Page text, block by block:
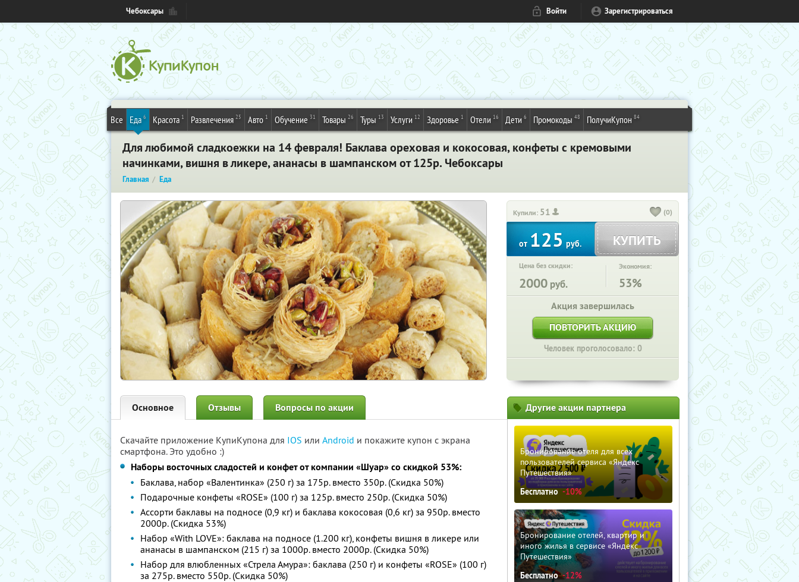
Чебоксары Войти Зарегистрироваться
Все Еда 6 Красота 1 Развлечения 25 Авто 1 Обучение 31 Товары 26 Туры 13 Услуги 12 Здоровье 1 Отели 16 Дети 6 Промокоды 48 ПолучиКупон 84
Для любимой сладкоежки на 14 февраля! Баклава ореховая и кокосовая, конфеты с кремовыми
начинками, вишня в ликере, ананасы в шампанском от 125р. Чебоксары
Главная Еда
Купили: 51 (0)
от125руб. КУПИТЬ
Цена без скидки:
2000 руб.
Экономия:
53%
Акция завершилась
ПОВТОРИТЬ АКЦИЮ
Человек проголосовало: 0
Основное Отзывы Вопросы по акции
Скачайте приложение КупиКупона для IOS или Android и покажите купон с экрана
смартфона. Это удобно :)
Наборы восточных сладостей и конфет от компании «Шуар» со скидкой 53%:
Баклава, набор «Валентинка» (250 г) за 175р. вместо 350р. (Скидка 50%)
Подарочные конфеты «ROSE» (100 г) за 125р. вместо 250р. (Скидка 50%)
Ассорти баклавы на подносе (0,9 кг) и баклава кокосовая (0,6 кг) за 950р. вместо
2000р. (Скидка 53%)
Набор «With LOVE»: баклава на подносе (1.200 кг), конфеты вишня в ликере или
ананасы в шампанском (215 г) за 1000р. вместо 2000р. (Скидка 50%)
Набор для влюбленных «Стрела Амура»: баклава (250 г) и конфеты «ROSE» (100 г)
за 275р. вместо 550р. (Скидка 50%)
Другие акции партнера
Бронирование отеля для всех
пользователей сервиса «Яндекс
Путешествия»
Бесплатно -10%
Бронирование отелей, квартир и
иного жилья в сервисе «Яндекс
Путешествия»
Бесплатно -12%